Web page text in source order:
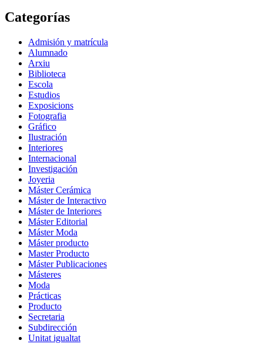
Categorías
Admisión y matrícula
Alumnado
Arxiu
Biblioteca
Escola
Estudios
Exposicions
Fotografia
Gráfico
Ilustración
Interiores
Internacional
Investigación
Joyeria
Máster Cerámica
Máster de Interactivo
Máster de Interiores
Máster Editorial
Máster Moda
Máster producto
Master Producto
Máster Publicaciones
Másteres
Moda
Prácticas
Producto
Secretaria
Subdirección
Unitat igualtat